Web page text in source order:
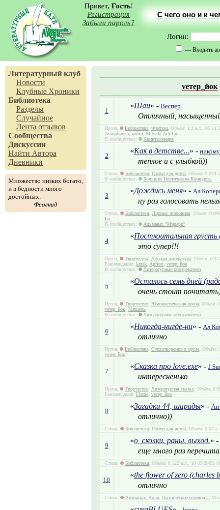
Привет, Гость!
Регистрация
Забыли пароль?
С чего оно и к
Логин:
— Входить
Литературный клуб
Новости
Клубные Хроники
Библиотека
Разделы
Случайное
Лента отзывов
Сообщества
Дискуссии
Найти Автора
Дневники
Множество низких богато,
и в бедности много
достойных.
Феогнид
vетер_йок
1
«Шаи» - Веспер
Отличный, насыщенный
Проза, Библиотека Фэнтези , Объём: 1.2 а.л., 05 11
Аскорбинка найти Mitsuki Aili Lu
В сообществах:
Квинтэссенция
2
«Как в детстве...» -
теплое и с улыбкой))
Стихи, Библиотека Стихи для детей , Объём: 0.024
В сообществах:
Большие Поэтические Конкурсы
3
«Дождись меня» - Ал
ну раз голосовать
Стихи, Библиотека Лирика: любовная , Объём:
Lu
В сообществах:
Альманах "Мирари"
4
«Посткоитальная грусть
это супер!!!
Проза, Творчество Детская литература , Объём:
Рекомендации: kazak Apriori
vетер_йок
В сообществах:
Литературные обозреватели
5
«Осталось семь дней
очень стоит
Проза, Творчество Юмористическая проза , Объём:
vетер_йок Мишель
В сообществах:
Литературные обозреватели
6
«Никогда-нигде-ни» - Ал
отлично
Проза, Библиотека Стихотворения в прозе , Объём:
vетер_йок
7
«Сказка про love.exe» - J
интересненько
Проза, Творчество Литературная сказка , Объём:
Рекомендации: Flame vетер_йок
8
«Загадки 44, шарады» -
отлично))
Стихи, Библиотека Стихи для детей , Объём: 0.07
9
«о_сколки. раны. выход.» -
еще много раз
Стихи, Библиотека , Объём: 0.122 а.л., 10 03 2009,
10
«the flower of zero (charles
отлично
Стихи, Авторская Воля Поэтические переводы ,